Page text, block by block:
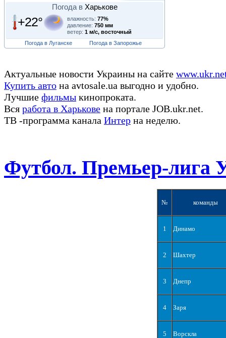
Погода в Харькове
+22° влажность: 77%
давление: 750 мм
ветер: 1 м/с, восточный
Погода в Луганске
Погода в Запорожье
Актуальные новости Украины на сайте
Купить авто на avtosale.ua выгодно и удобно.
Лучшие фильмы кинопроката.
Вся работа в Харькове на портале JOB.ukr.net.
ТВ -программа канала Интер на неделю.
Футбол. Премьер-лига
№ команды
1 Динамо
2 Шахтер
3 Днепр
4 Заря
5 Ворскла